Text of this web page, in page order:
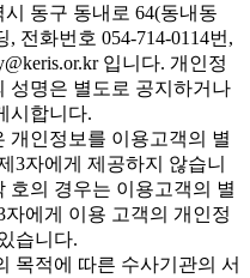
동구 동내로 64(동내동
, 전화번호 054-714-0114번,
입니다. 개인정
성명은 별도로 공지하거나
시합니다.
인정보를 이용고객의 별
3자에게 제공하지 않습니
호의 경우는 이용고객의 별
자에게 이용 고객의 개인정
습니다.
목적에 따른 수사기관의 서